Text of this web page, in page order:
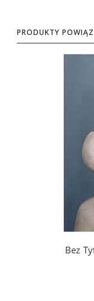
PRODUKTY
Bez